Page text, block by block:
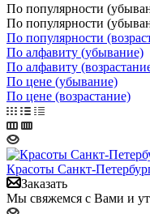
По популярности
По популярности
По популярности
По алфавиту (убывание)
По алфавиту
По цене (убывание)
По цене (возрастание)
Красоты Санкт-
Заказать
Мы свяжемся с Вами и